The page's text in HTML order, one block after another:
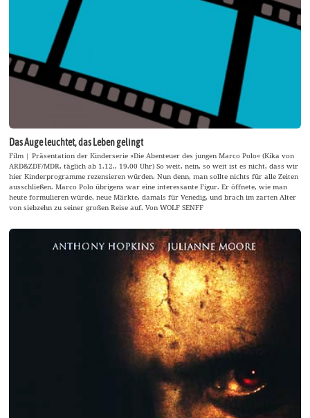
Das Auge leuchtet, das Leben gelingt
Film | Präsentation der Kinderserie »Die Abenteuer des jungen Marco Polo« (Kika von
ARD&ZDF/MDR, täglich ab 1.12., 19.00 Uhr) So weit, nein, so weit ist es nicht, dass wir
hier Kinderprogramme rezensieren würden. Nun denn, man sollte nichts für alle Zeiten
ausschließen. Marco Polo übrigens war eine interessante Figur. Er öffnete, wie man
heute formulieren würde, neue Märkte, damals für Venedig, und brach im zarten Alter
von siebzehn zu seiner großen Reise auf. Von WOLF SENFF